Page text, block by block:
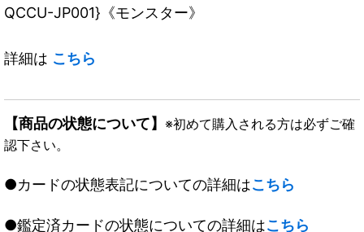
QCCU-JP001}《モンスター》
詳細は こちら
【商品の状態について】 ※初めて購入される方は必ずご確
認下さい。
●カードの状態表記についての詳細はこちら
●鑑定済カードの状態についての詳細はこちら